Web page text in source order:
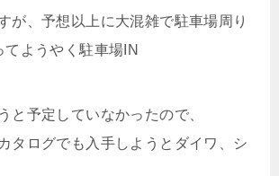
が、予想以上に大混雑で駐車場周り
てようやく駐車場IN
と予定していなかったので、
タログでも入手しようとダイワ、シ